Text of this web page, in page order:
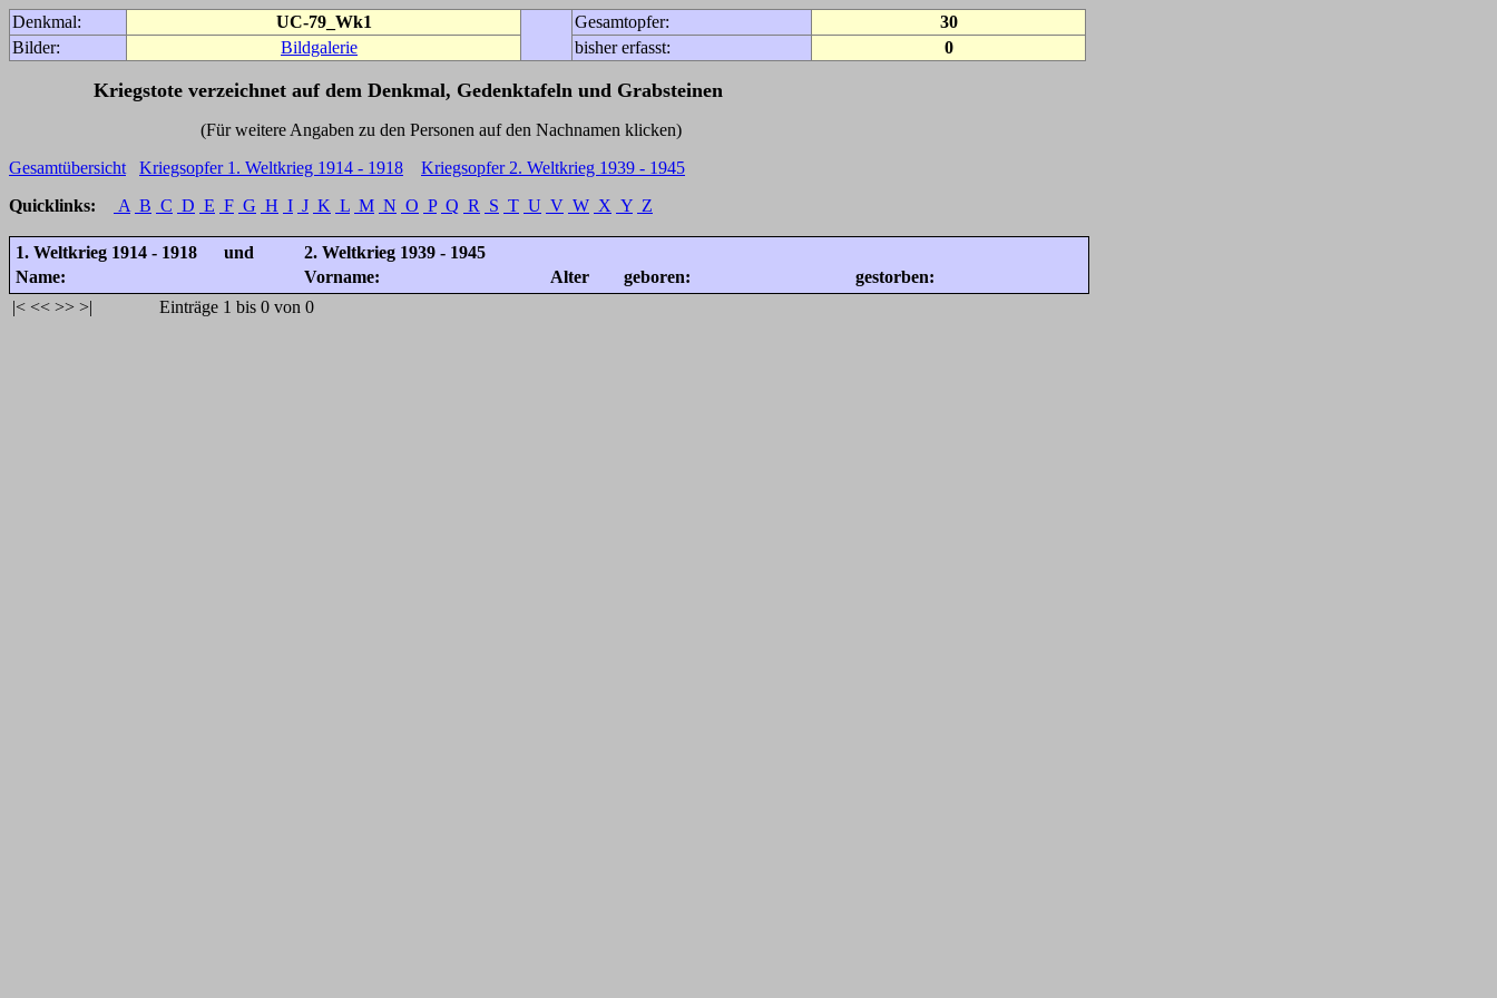
Denkmal: UC-79_Wk1 Gesamtopfer:
30
Bilder:
Bildgalerie bisher erfasst: 0
Kriegstote verzeichnet auf dem Denkmal, Gedenktafeln und Grabsteinen
(Für weitere Angaben zu den Personen auf den Nachnamen klicken)
Gesamtübersicht
Kriegsopfer 1. Weltkrieg 1914 - 1918
Kriegsopfer 2. Weltkrieg 1939 - 1945
Quicklinks:
A B C D E F G H I J K L M N O P Q R S T U V W X Y Z
1. Weltkrieg 1914 - 1918 und
2. Weltkrieg 1939 - 1945
Name:
Vorname: Alter geboren:
gestorben:
|< << >> >| Einträge 1 bis 0 von 0